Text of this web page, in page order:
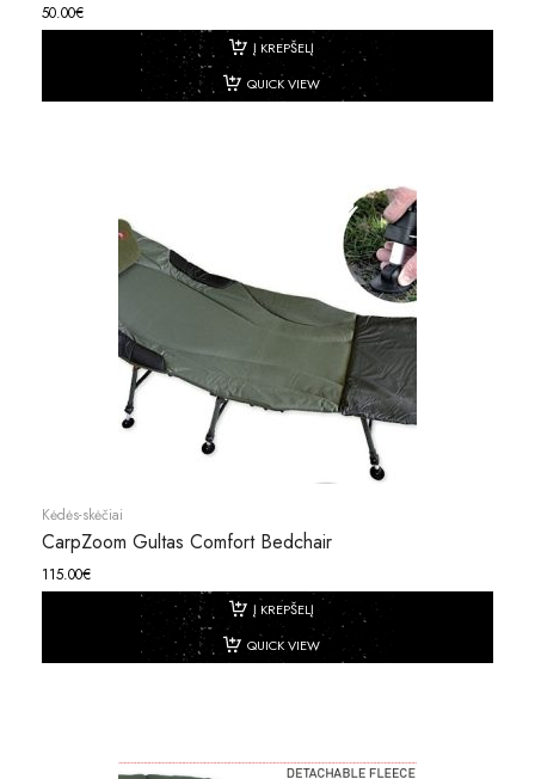
50.00€
Į KREPŠELĮ
QUICK VIEW
Kėdės-skėčiai
CarpZoom Gultas Comfort Bedchair
115.00€
Į KREPŠELĮ
QUICK VIEW